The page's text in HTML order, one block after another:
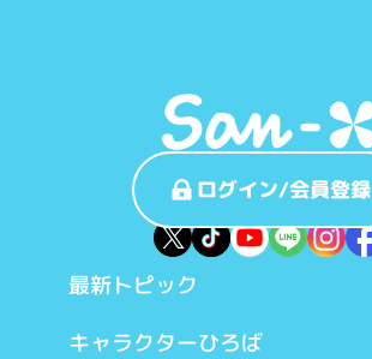
ログイン/会員登録
最新トピック
キャラクターひろば